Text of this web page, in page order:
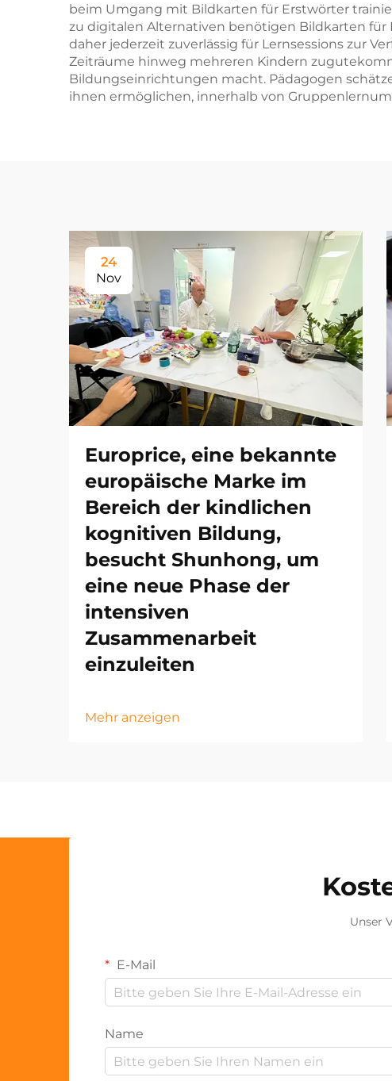
beim Umgang mit Bildkarten für Erstwörter
zu digitalen Alternativen benötigen Bildkarten
daher jederzeit zuverlässig für Lernsessions zur
Zeiträume hinweg mehreren Kindern
Bildungseinrichtungen macht. Pädagogen
ihnen ermöglichen, innerhalb von
24
Nov
Europrice, eine bekannte
europäische Marke im
Bereich der kindlichen
kognitiven Bildung,
besucht Shunhong, um
eine neue Phase der
intensiven
Zusammenarbeit
einzuleiten
Mehr anzeigen
Unser
E-Mail
Name